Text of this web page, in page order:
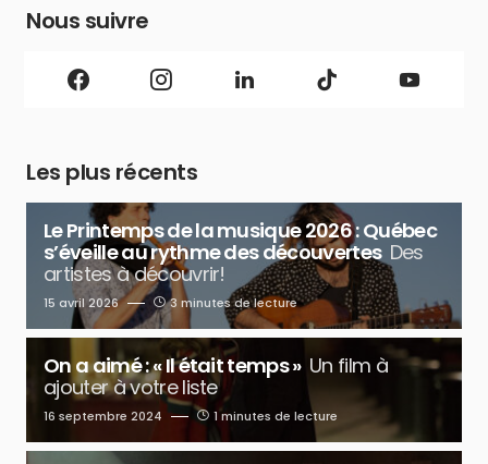
Nous suivre
Les plus récents
Le Printemps de la musique 2026 : Québec
s’éveille au rythme des découvertes Des
artistes à découvrir!
15 avril 2026 3 minutes de lecture
On a aimé : « Il était temps » Un film à
ajouter à votre liste
16 septembre 2024 1 minutes de lecture